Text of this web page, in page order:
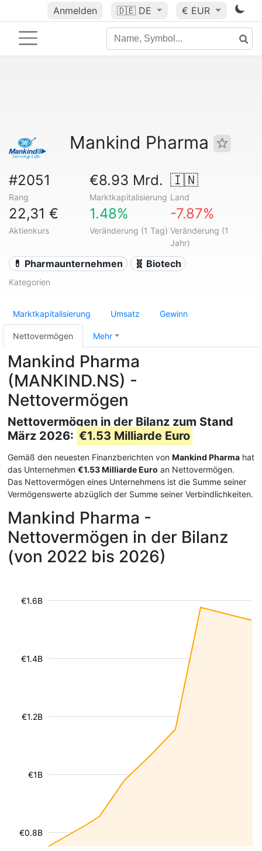
Anmelden 🇩🇪 DE € EUR
Mankind Pharma
#2051
Rang
€8.93 Mrd.
Marktkapitalisierung
🇮🇳
Land
22,31 €
Aktienkurs
1.48%
Veränderung (1 Tag)
-7.87%
Veränderung (1
Jahr)
💊 Pharmaunternehmen 🧬 Biotech
Kategorien
Marktkapitalisierung Umsatz Gewinn
Nettovermögen Mehr
Mankind Pharma
(MANKIND.NS) -
Nettovermögen
Nettovermögen in der Bilanz zum Stand
März 2026: €1.53 Milliarde Euro
Gemäß den neuesten Finanzberichten von Mankind Pharma hat
das Unternehmen €1.53 Milliarde Euro an Nettovermögen.
Das Nettovermögen eines Unternehmens ist die Summe seiner
Vermögenswerte abzüglich der Summe seiner Verbindlichkeiten.
Mankind Pharma -
Nettovermögen in der Bilanz
(von 2022 bis 2026)
€0.8B
€1B
€1.2B
€1.4B
€1.6B